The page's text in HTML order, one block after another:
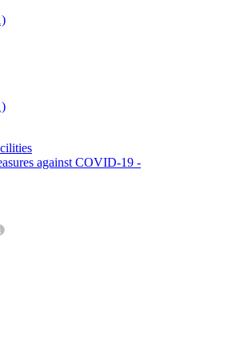
against COVID-19 -